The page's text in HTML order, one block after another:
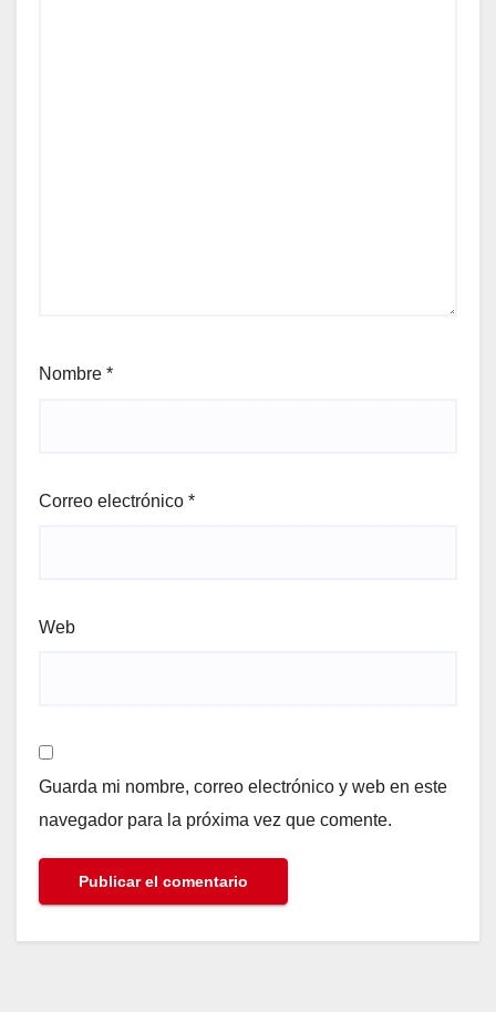
Nombre *
Correo electrónico *
Web
Guarda mi nombre, correo electrónico y web en este
navegador para la próxima vez que comente.